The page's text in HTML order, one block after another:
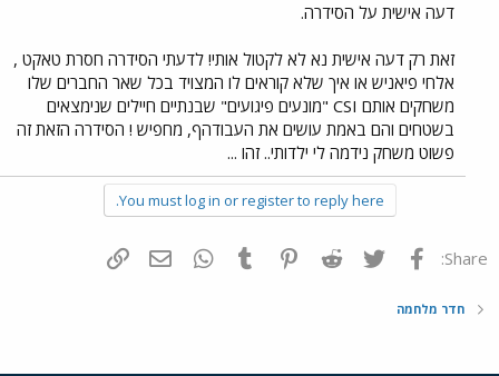
דעה אישית על הסידרה.
זאת רק דעה אישית נא לא לקטול אותי! לדעתי הסידרה חסרת טאקט ,
אלחי פיאניש או איך שלא קוראים לו המצויד בכל שאר החברים שלו
משחקים אותם CSI "מונעים פיגועים" שבנתיים חיילים שנימצאים
בשטחים והם באמת עושים את העבודהף, מחפיש ! הסידרה הזאת זה
פשוט משחק נידמה לי ילדותי.. זהו ...
You must log in or register to reply here.
Share: פייסבוק Twitter
Reddit
Pinterest
Tumblr
WhatsAppדואר אלקטרוני
חדר מלחמה